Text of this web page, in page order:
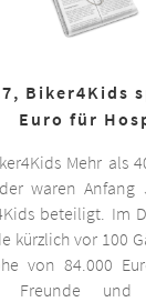
Biker4Kids
Euro für
Mehr als
waren
beteiligt. Im
kürzlich vor 100
von 84.000
Freunde und